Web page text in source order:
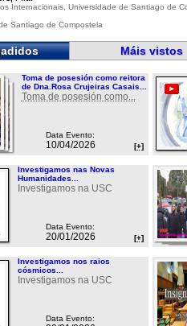
Internacionais, Universidade de Santiago de
Santiago de Compostela
Máis vistos
Toma de posesión como reitora
de Dna.Rosa Crujeiras Casais...
Toma de posesión como...
Data Evento:
10/04/2026 [+]
Investigamos nas Novas
Humanidades...
Investigamos na USC
Data Evento:
20/01/2026 [+]
Investigamos nos raios
cósmicos...
Investigamos na USC
Data Evento: